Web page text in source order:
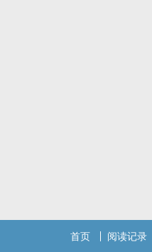
首页 阅读记录